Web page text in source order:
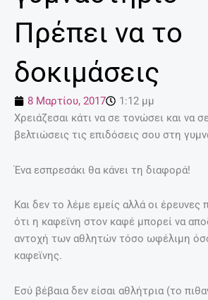
Πρέπει να το
δοκιμάσεις
8 Μαρτίου, 2017
1:12 μμ
Χρειάζεσαι κάτι να σε τονώσει και να
βελτιώσεις τις επιδόσεις σου στη
Ένα εσπρεσάκι θα κάνει τη διαφορά!
Και δεν το λέμε εμείς αλλά οι έρευνες
ότι η καφεϊνη στον καφέ μπορεί να
αντοχή των αθλητών τόσο ωφέλιμη
καφεϊνης.
Εσύ βέβαια δεν είσαι αθλήτρια (το